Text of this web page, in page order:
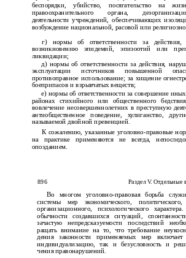
беспорядки, убийство, посягательство на
правоохранительного органа,
деятельности учреждений, обеспечивающих
возбуждение национальной, расовой или
г) нормы об ответственности за действия,
возникновению эпидемий, эпизоотий или
ликвидации;
д) нормы об ответственности за действия,
эксплуатации источников повышенной
противоправное использование; за хищение
боеприпасов и взрывчатых веществ;
е) нормы об ответственности за совершение
районах стихийного или общественного
вовлечение несовершеннолетних в преступную
антиобщественное поведение, хулиганство,
называемой двойной превенцией.
К сожалению, указанные уголовно-правовые
на практике применяются не всегда,
опозданием.
896
Раздел V. Отдельные
Во многом уголовно-правовая борьба
системы мер экономического, политического,
организационного, психологического
обычности создавшихся ситуаций,
зачастую непредсказуемости последствий
ращать внимание на то, что требование
дения законности применяемых мер
индивидуализацию, так и безусловность и
чения правонарушений.